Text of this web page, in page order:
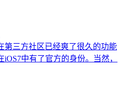
第三方社区已经爽了很久的功能
中有了官方的身份。当然，